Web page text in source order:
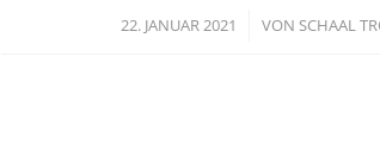
22. JANUAR 2021
/ VON SCHAAL